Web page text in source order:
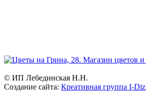
© ИП Лебединская Н.Н.
Создание сайта: Креативная группа I-Diz